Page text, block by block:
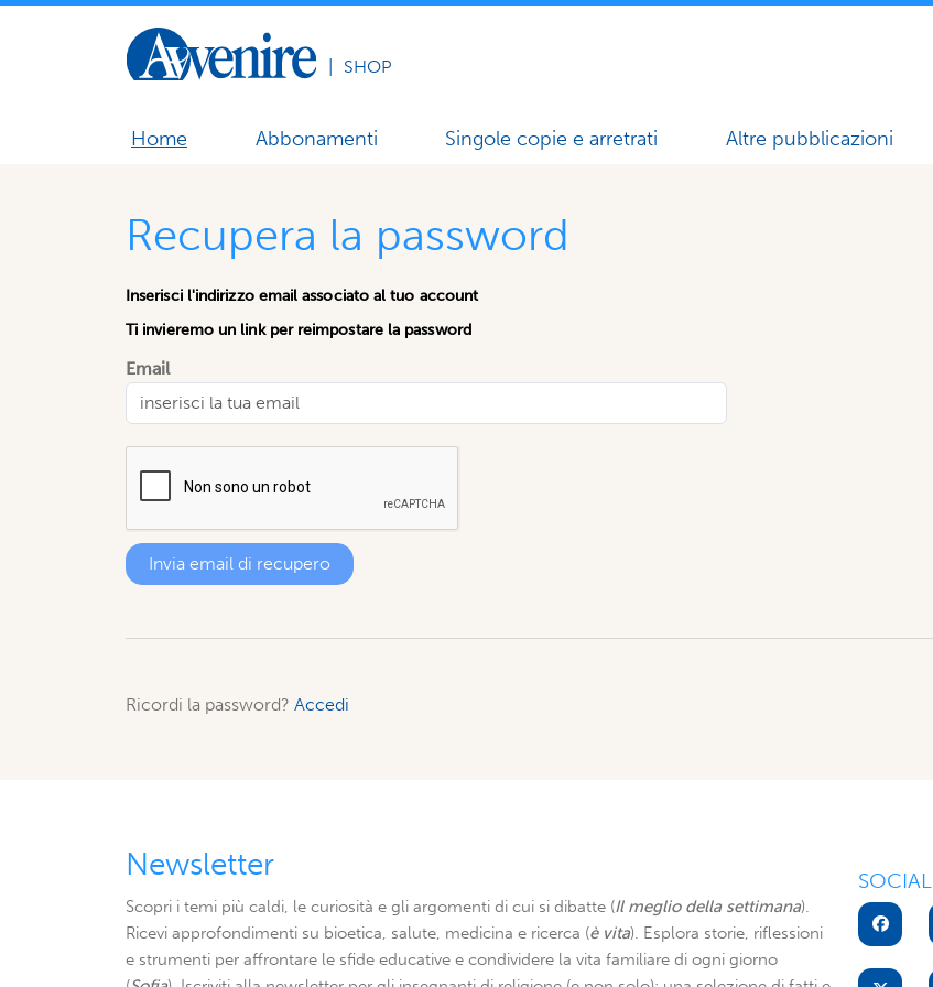
SHOP
Home Abbonamenti Singole copie e arretrati Altre pubblicazioni
Recupera la password
Inserisci l'indirizzo email associato al tuo account
Ti invieremo un link per reimpostare la password
Email
Ricordi la password? Accedi
Newsletter
Scopri i temi più caldi, le curiosità e gli argomenti di cui si dibatte (Il meglio della settimana).
Ricevi approfondimenti su bioetica, salute, medicina e ricerca (è vita). Esplora storie, riflessioni
e strumenti per affrontare le sfide educative e condividere la vita familiare di ogni giorno
SOCIAL